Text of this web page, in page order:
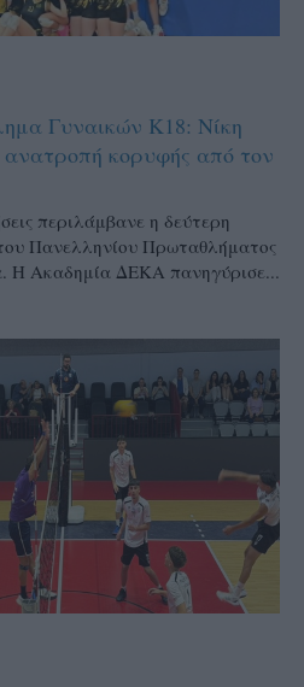
Γυναικών Κ18: Νίκη
κορυφής από τον
περιλάμβανε η δεύτερη
Πανελληνίου Πρωταθλήματος
Η Ακαδημία ΔΕΚΑ πανηγύρισε...